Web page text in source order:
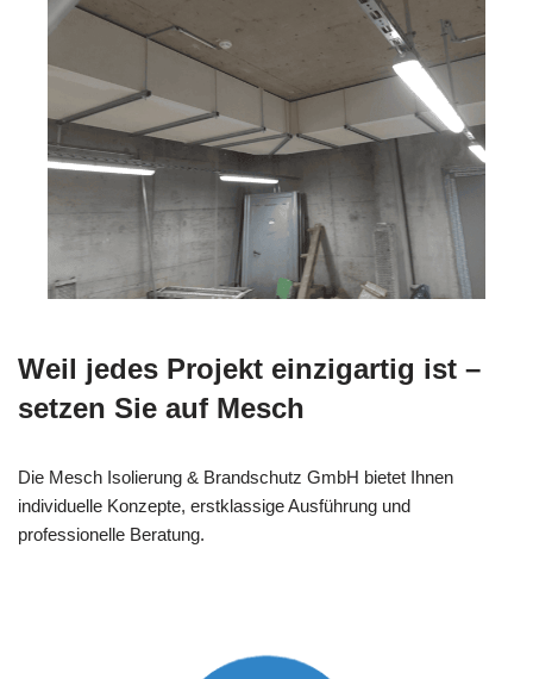
Weil jedes Projekt einzigartig ist –
setzen Sie auf Mesch
Die Mesch Isolierung & Brandschutz GmbH bietet Ihnen
individuelle Konzepte, erstklassige Ausführung und
professionelle Beratung.